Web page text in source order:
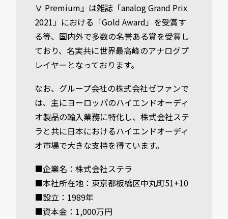
Ⅴ Premium』は雑誌「analog Grand Prix
2021」における「Gold Award」を受賞す
る等、国内外で多数の名誉ある賞を受賞し
ており、名実共に世界最高峰のアナログプ
レイヤーとなっております。
なお、グループ会社の株式会社ゼファンで
は、主にヨーロッパのハイエンドオーディ
オ製品の輸入業務に特化し、株式会社ステ
ラと共に日本におけるハイエンドオーディ
オ市場で大きな支持を得ています。
■企業名：株式会社ステラ
■本社所在地：東京都板橋区中丸町51+10
■設立：1989年
■資本金：1,000万円